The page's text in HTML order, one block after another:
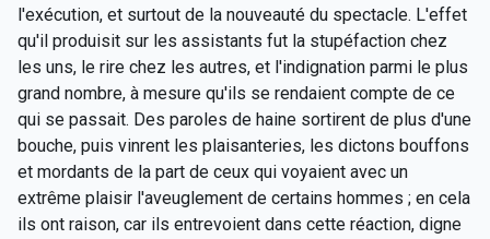
l'exécution, et surtout de la nouveauté du spectacle. L'effet
qu'il produisit sur les assistants fut la stupéfaction chez
les uns, le rire chez les autres, et l'indignation parmi le plus
grand nombre, à mesure qu'ils se rendaient compte de ce
qui se passait. Des paroles de haine sortirent de plus d'une
bouche, puis vinrent les plaisanteries, les dictons bouffons
et mordants de la part de ceux qui voyaient avec un
extrême plaisir l'aveuglement de certains hommes ; en cela
ils ont raison, car ils entrevoient dans cette réaction, digne